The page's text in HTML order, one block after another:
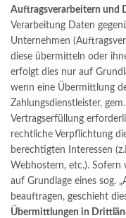
Auftragsverarbeitern und
Verarbeitung Daten
Unternehmen
diese übermitteln oder
erfolgt dies nur auf
wenn eine Übermittlung
Zahlungsdienstleister,
Vertragserfüllung
rechtliche Verpflichtung
berechtigten Interessen
Webhostern, etc.).
auf Grundlage eines sog.
beauftragen, geschieht
Übermittlungen in